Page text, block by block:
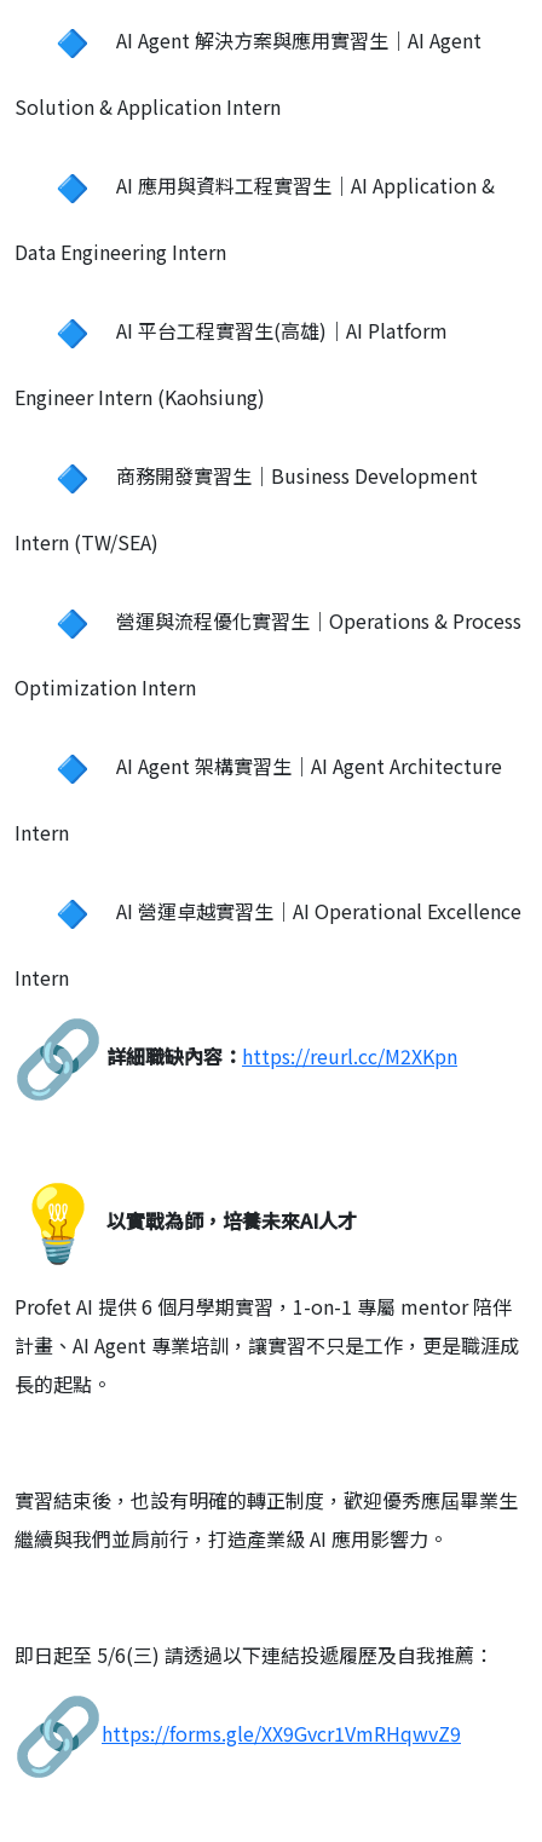
AI Agent 解決方案與應用實習生｜AI Agent
Solution & Application Intern
AI 應用與資料工程實習生｜AI Application &
Data Engineering Intern
AI 平台工程實習生(高雄)｜AI Platform
Engineer Intern (Kaohsiung)
商務開發實習生｜Business Development
Intern (TW/SEA)
營運與流程優化實習生｜Operations & Process
Optimization Intern
AI Agent 架構實習生｜AI Agent Architecture
Intern
AI 營運卓越實習生｜AI Operational Excellence
Intern
詳細職缺內容： https://reurl.cc/M2XKpn
以實戰為師，培養未來AI人才
Profet AI 提供 6 個月學期實習，1-on-1 專屬 mentor 陪伴
計畫、AI Agent 專業培訓，讓實習不只是工作，更是職涯成
長的起點。
實習結束後，也設有明確的轉正制度， 歡迎優秀應屆畢業生
繼續與我們並肩前行，打造產業級 AI 應用影響力。
即日起至 5/6(三) 請透過以下連結投遞履歷及自我推薦：
https://forms.gle/XX9Gvcr1VmRHqwvZ9